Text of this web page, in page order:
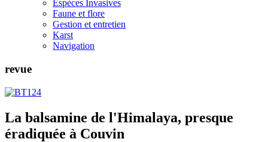
Espèces Invasives
Faune et flore
Gestion et entretien
Karst
Navigation
revue
La balsamine de l'Himalaya, presque
éradiquée à Couvin